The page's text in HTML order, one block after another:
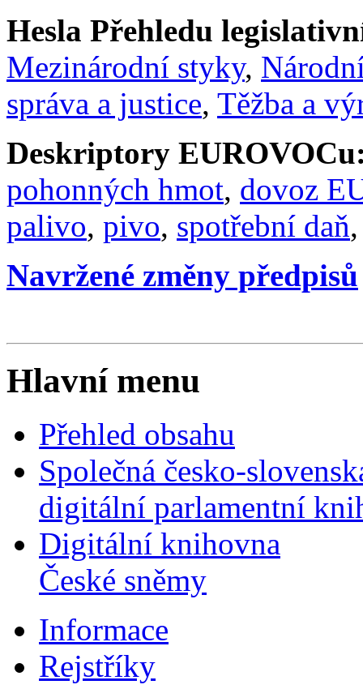
Hesla Přehledu
Mezinárodní styky,
správa a justice, Těžba a
Deskriptory
pohonných hmot, dovoz
palivo, pivo, spotřební daň
Navržené změny předpisů
Hlavní menu
Přehled obsahu
Společná česko-
digitální parlamentní
Digitální knihovna
České sněmy
Informace
Rejstříky